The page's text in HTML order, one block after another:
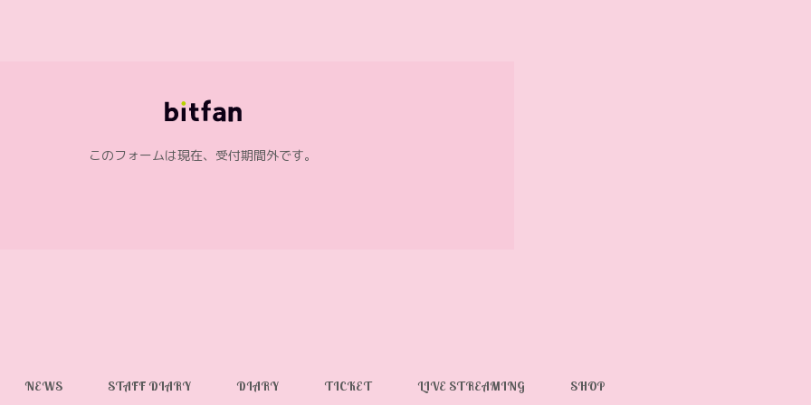
このフォームは現在、受付期間外です。
NEWS STAFF DIARY DIARY TICKET LIVE STREAMING SHOP